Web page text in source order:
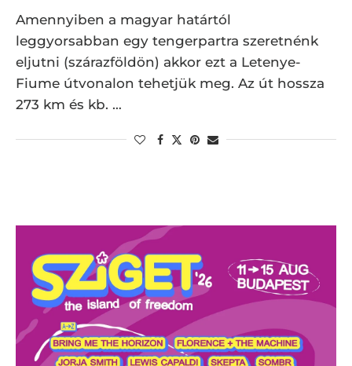
Amennyiben a magyar határtól
leggyorsabban egy tengerpartra szeretnénk
eljutni (szárazföldön) akkor ezt a Letenye-
Fiume útvonalon tehetjük meg. Az út hossza
273 km és kb. …